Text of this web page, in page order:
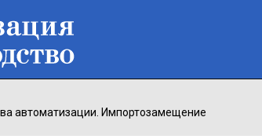
автоматизации. Импортозамещение